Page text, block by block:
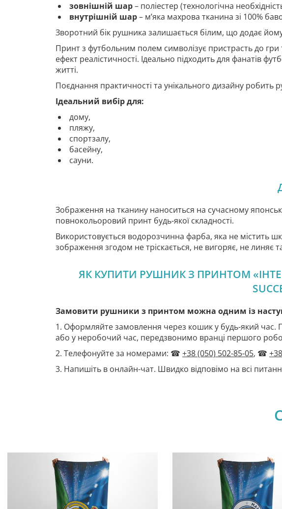
зовнішній шар– поліестер (технологічна
внутрішній шар– мʼяка махрова тканина зі 100%
Зворотний бік рушника залишається білим, що додає
Принт з футбольним полем символізує пристрасть до гри
ефект реалістичності. Ідеально підходить для фанатів
житті.
Поєднання практичності та унікального дизайну
Ідеальний вибір для:
дому,
пляжу,
спортзалу,
басейну,
сауни.
Зображення на тканину наноситься на сучасному
повнокольоровий принт будь-якої складності.
Використовується водорозчинна фарба, яка не містить
зображення згодом не тріскається, не вигоряє, не линяє
ЯК КУПИТИ РУШНИК З ПРИНТОМ «ІНТЕР
Замовити рушники з принтом можна одним із
1. Оформляйте замовлення через кошик у будь-який
або у неробочий час, передзвонимо вранці першого
2. Телефонуйте за номерами: ☎ +38 (050) 502-85-05, ☎
3. Напишіть в онлайн-чат. Швидко відповімо на всі